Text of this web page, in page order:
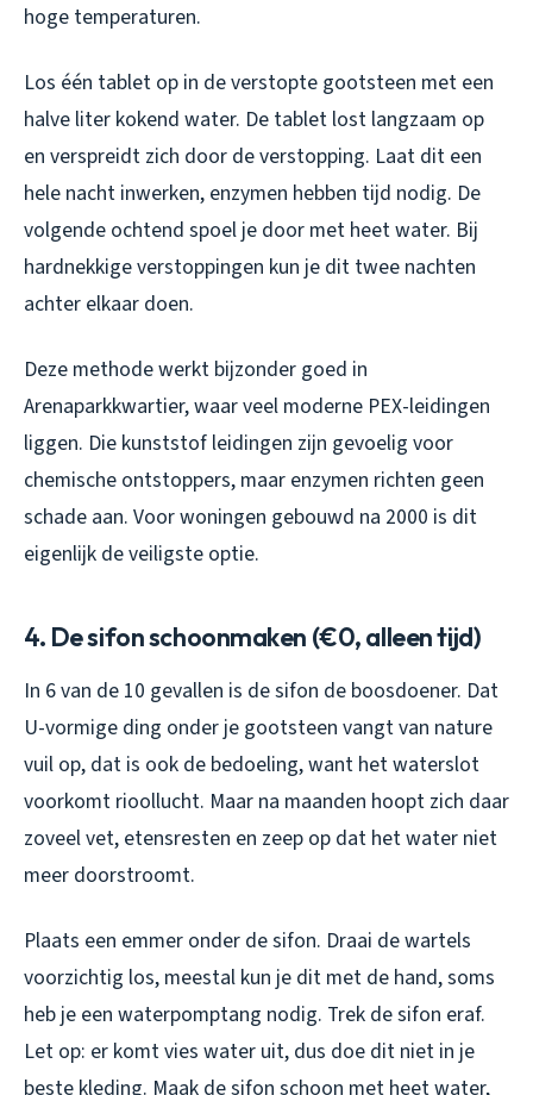
hoge temperaturen.
Los één tablet op in de verstopte gootsteen met een
halve liter kokend water. De tablet lost langzaam op
en verspreidt zich door de verstopping. Laat dit een
hele nacht inwerken, enzymen hebben tijd nodig. De
volgende ochtend spoel je door met heet water. Bij
hardnekkige verstoppingen kun je dit twee nachten
achter elkaar doen.
Deze methode werkt bijzonder goed in
Arenaparkkwartier, waar veel moderne PEX-leidingen
liggen. Die kunststof leidingen zijn gevoelig voor
chemische ontstoppers, maar enzymen richten geen
schade aan. Voor woningen gebouwd na 2000 is dit
eigenlijk de veiligste optie.
4. De sifon schoonmaken (€0, alleen tijd)
In 6 van de 10 gevallen is de sifon de boosdoener. Dat
U-vormige ding onder je gootsteen vangt van nature
vuil op, dat is ook de bedoeling, want het waterslot
voorkomt rioollucht. Maar na maanden hoopt zich daar
zoveel vet, etensresten en zeep op dat het water niet
meer doorstroomt.
Plaats een emmer onder de sifon. Draai de wartels
voorzichtig los, meestal kun je dit met de hand, soms
heb je een waterpomptang nodig. Trek de sifon eraf.
Let op: er komt vies water uit, dus doe dit niet in je
beste kleding. Maak de sifon schoon met heet water,